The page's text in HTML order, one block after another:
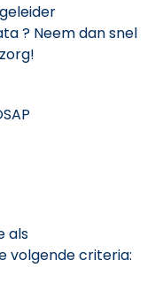
? Neem dan snel
als
volgende criteria: